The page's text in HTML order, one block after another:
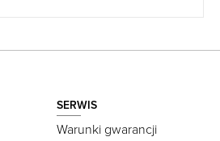
SERWIS
Warunki gwarancji